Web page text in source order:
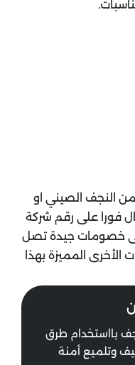
من النجف الصيني او
فورا على رقم شركة
خصومات جيدة تصل
الأخرى المميزة بهذا
بااستخدام طرق
وتلميع أمنة